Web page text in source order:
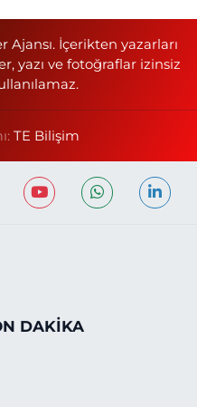
Ajansı. İçerikten yazarları
yazı ve fotoğraflar izinsiz
TE Bilişim
DAKİKA